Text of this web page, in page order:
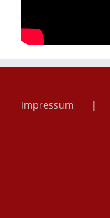
Impressum